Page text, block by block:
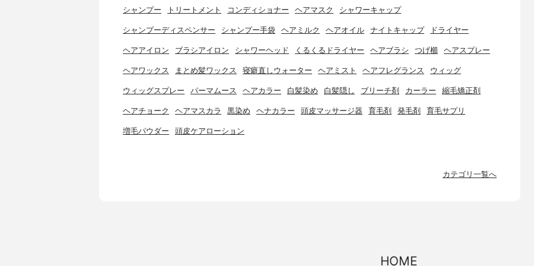
シャンプー トリートメント コンディショナー ヘアマスク シャワーキャップ
シャンプーディスペンサー シャンプー手袋 ヘアミルク ヘアオイル ナイトキャップ ドライヤー
ヘアアイロン ブラシアイロン シャワーヘッド くるくるドライヤー ヘアブラシ つげ櫛 ヘアスプレー
ヘアワックス まとめ髪ワックス 寝癖直しウォーター ヘアミスト ヘアフレグランス ウィッグ
ウィッグスプレー パーマムース ヘアカラー 白髪染め 白髪隠し ブリーチ剤 カーラー 縮毛矯正剤
ヘアチョーク ヘアマスカラ 黒染め ヘナカラー 頭皮マッサージ器 育毛剤 発毛剤 育毛サプリ
増毛パウダー 頭皮ケアローション
カテゴリ一覧へ
HOME